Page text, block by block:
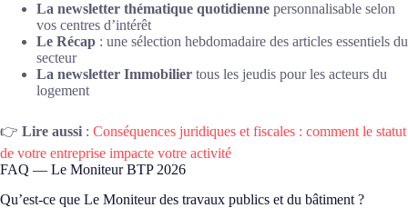
La newsletter thématique quotidienne personnalisable selon
vos centres d’intérêt
Le Récap : une sélection hebdomadaire des articles essentiels du
secteur
La newsletter Immobilier tous les jeudis pour les acteurs du
logement
👉 Lire aussi : Conséquences juridiques et fiscales : comment le statut
de votre entreprise impacte votre activité
FAQ — Le Moniteur BTP 2026
Qu’est-ce que Le Moniteur des travaux publics et du bâtiment ?